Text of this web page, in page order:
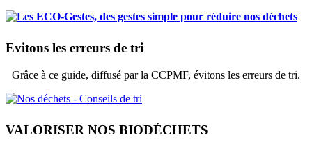
Evitons les erreurs de tri
Grâce à ce guide, diffusé par la CCPMF, évitons les erreurs de tri.
VALORISER NOS BIODÉCHETS